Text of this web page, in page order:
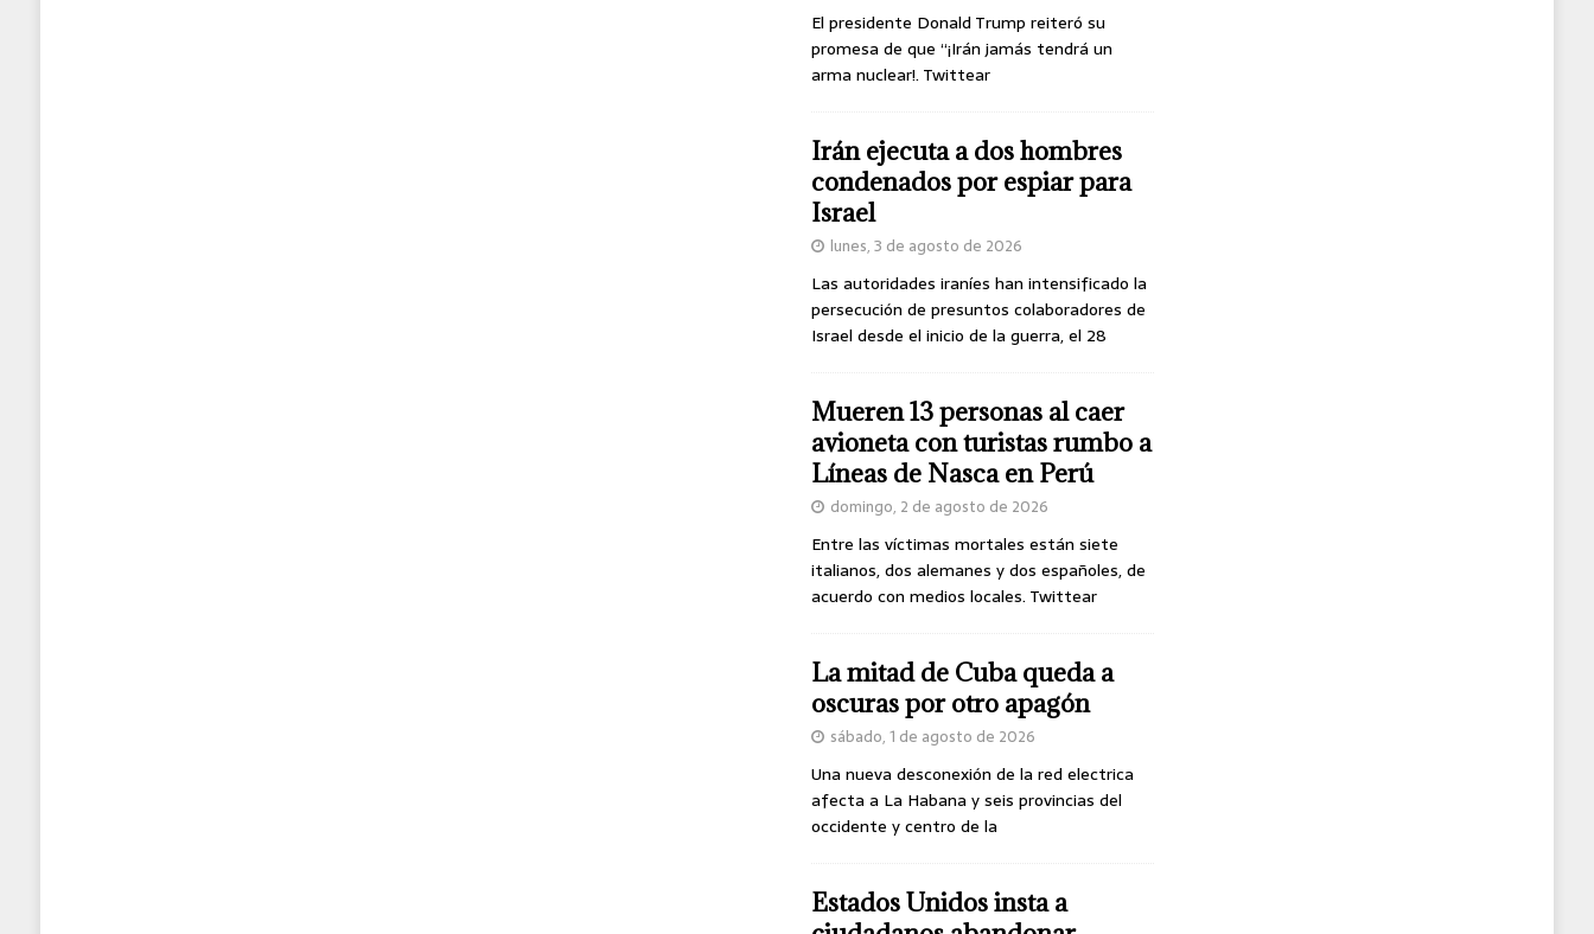
El presidente Donald Trump reiteró su
promesa de que “¡Irán jamás tendrá un
arma nuclear!. Twittear
Irán ejecuta a dos hombres
condenados por espiar para
Israel
lunes, 3 de agosto de 2026
Las autoridades iraníes han intensificado la
persecución de presuntos colaboradores de
Israel desde el inicio de la guerra, el 28
Mueren 13 personas al caer
avioneta con turistas rumbo a
Líneas de Nasca en Perú
domingo, 2 de agosto de 2026
Entre las víctimas mortales están siete
italianos, dos alemanes y dos españoles, de
acuerdo con medios locales. Twittear
La mitad de Cuba queda a
oscuras por otro apagón
sábado, 1 de agosto de 2026
Una nueva desconexión de la red electrica
afecta a La Habana y seis provincias del
occidente y centro de la
Estados Unidos insta a